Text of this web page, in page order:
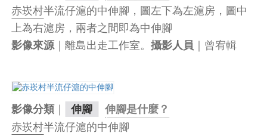
赤崁村半流仔滬的中伸腳，圖左下為左滬房，圖中
上為右滬房，兩者之間即為中伸腳
影像來源｜離島出走工作室。攝影人員 ｜曾宥輯
影像分類｜ 伸腳 伸腳是什麼？
赤崁村半流仔滬的中伸腳